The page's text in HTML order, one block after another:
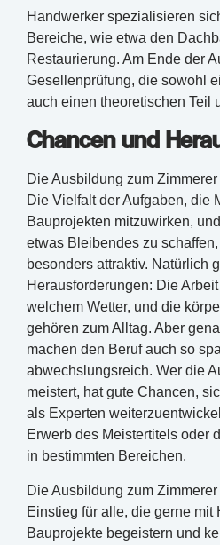
Handwerker spezialisieren
Bereiche, wie etwa den
Restaurierung. Am Ende der
Gesellenprüfung, die sowohl
auch einen theoretischen Teil
Chancen und
Die Ausbildung zum
Die Vielfalt der Aufgaben, die
Bauprojekten mitzuwirken,
etwas Bleibendes zu
besonders attraktiv. Natürlich
Herausforderungen: Die
welchem Wetter, und die
gehören zum Alltag. Aber
machen den Beruf auch so
abwechslungsreich. Wer die
meistert, hat gute Chancen,
als Experten
Erwerb des Meistertitels oder
in bestimmten Bereichen.
Die Ausbildung zum
Einstieg für alle, die gerne mit
Bauprojekte begeistern und